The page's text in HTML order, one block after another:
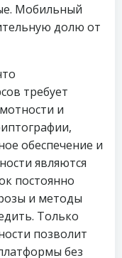
Мобильный
долю от
требует
и
обеспечение и
являются
постоянно
и методы
Только
позволит
без